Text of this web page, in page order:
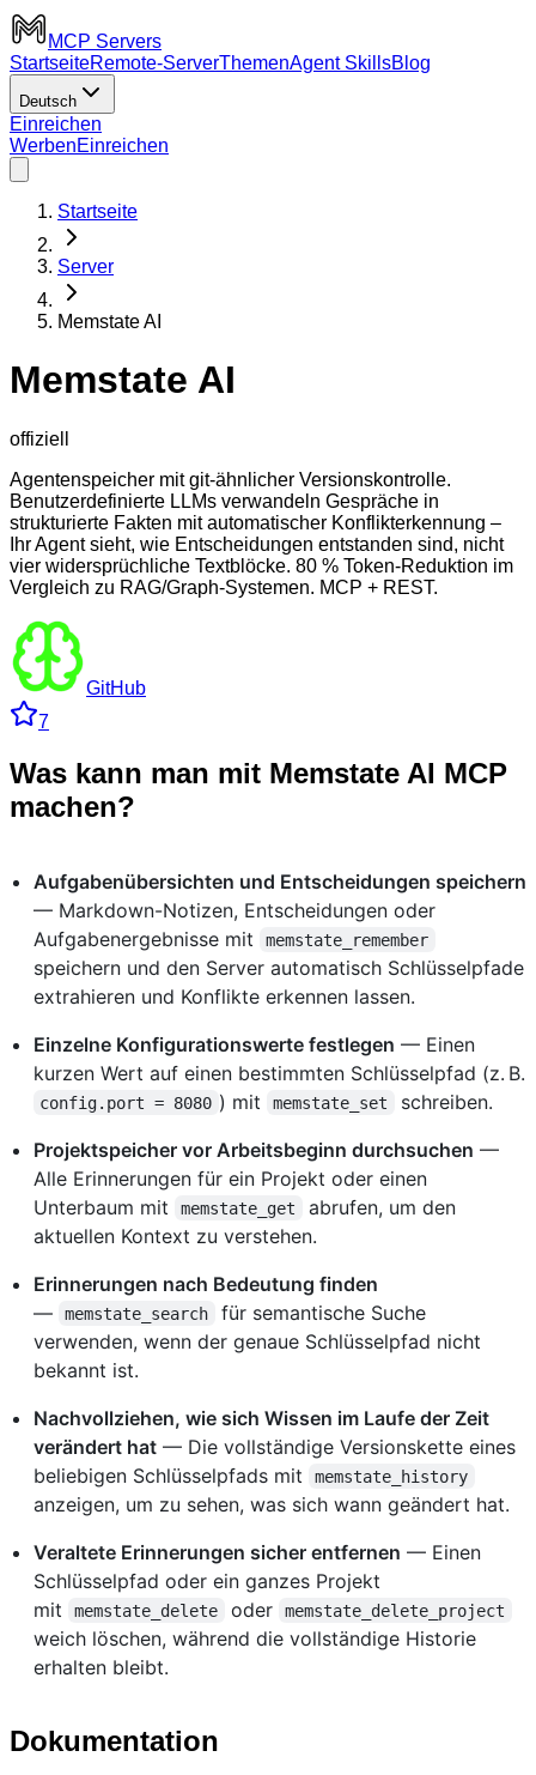
MCP Servers
StartseiteRemote-ServerThemenAgent SkillsBlog
Deutsch
Einreichen
WerbenEinreichen
Startseite
Server
Memstate AI
Memstate AI
offiziell
Agentenspeicher mit git-ähnlicher Versionskontrolle.
Benutzerdefinierte LLMs verwandeln Gespräche in
strukturierte Fakten mit automatischer Konflikterkennung –
Ihr Agent sieht, wie Entscheidungen entstanden sind, nicht
vier widersprüchliche Textblöcke. 80 % Token-Reduktion im
Vergleich zu RAG/Graph-Systemen. MCP + REST.
GitHub
7
Was kann man mit Memstate AI MCP
machen?
Aufgabenübersichten und Entscheidungen speichern
— Markdown-Notizen, Entscheidungen oder
Aufgabenergebnisse mit
memstate_remember
speichern und den Server automatisch Schlüsselpfade
extrahieren und Konflikte erkennen lassen.
Einzelne Konfigurationswerte festlegen — Einen
kurzen Wert auf einen bestimmten Schlüsselpfad (z. B.
config.port = 8080 ) mit memstate_set
schreiben.
Projektspeicher vor Arbeitsbeginn durchsuchen —
Alle Erinnerungen für ein Projekt oder einen
Unterbaum mit
memstate_get
abrufen, um den
aktuellen Kontext zu verstehen.
Erinnerungen nach Bedeutung finden
—
memstate_search
für semantische Suche
verwenden, wenn der genaue Schlüsselpfad nicht
bekannt ist.
Nachvollziehen, wie sich Wissen im Laufe der Zeit
verändert hat — Die vollständige Versionskette eines
beliebigen Schlüsselpfads mit
memstate_history
anzeigen, um zu sehen, was sich wann geändert hat.
Veraltete Erinnerungen sicher entfernen — Einen
Schlüsselpfad oder ein ganzes Projekt
mit
memstate_delete oder memstate_delete_project
weich löschen, während die vollständige Historie
erhalten bleibt.
Dokumentation